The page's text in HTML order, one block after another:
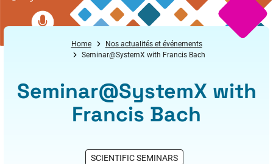
Home
Nos actualités et événements
Seminar@SystemX with Francis Bach
Seminar@SystemX with
Francis Bach
SCIENTIFIC SEMINARS